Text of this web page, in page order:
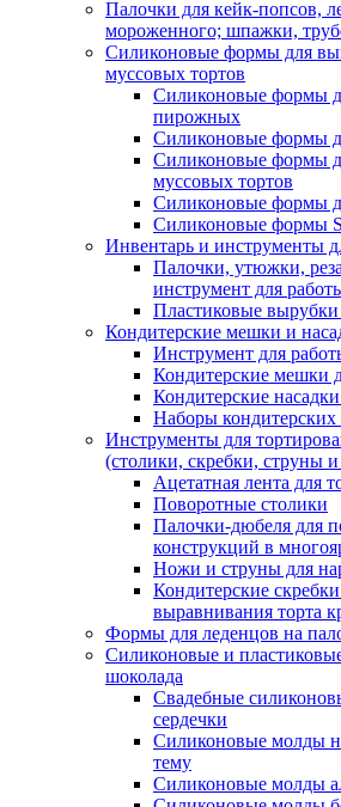
Палочки для кейк-попсов,
мороженного; шпажки,
Силиконовые формы для
муссовых тортов
Силиконовые формы
пирожных
Силиконовые формы
Силиконовые формы
муссовых тортов
Силиконовые формы
Силиконовые формы
Инвентарь и инструменты
Палочки, утюжки,
инструмент для
Пластиковые вырубки
Кондитерские мешки и
Инструмент для
Кондитерские мешки
Кондитерские
Наборы кондитерских
Инструменты для
(столики, скребки, струны
Ацетатная лента для
Поворотные столики
Палочки-дюбеля для
конструкций в
Ножи и струны для
Кондитерские
выравнивания торта
Формы для леденцов на
Силиконовые и
шоколада
Свадебные
сердечки
Силиконовые молды
тему
Силиконовые молды